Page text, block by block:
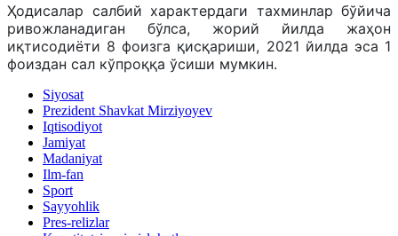
Ҳодисалар салбий характердаги тахминлар бўйича
ривожланадиган бўлса, жорий йилда жаҳон
иқтисодиёти 8 фоизга қисқариши, 2021 йилда эса 1
фоиздан сал кўпроққа ўсиши мумкин.
Siyosat
Prezident Shavkat Mirziyoyev
Iqtisodiyot
Jamiyat
Madaniyat
Ilm-fan
Sport
Sayyohlik
Pres-relizlar